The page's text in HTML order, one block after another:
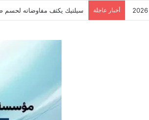
أخبار عاجلة الزمالك يرفض رحيل خوان بيزيرا